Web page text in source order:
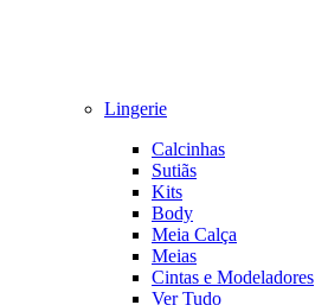
Lingerie
Calcinhas
Sutiãs
Kits
Body
Meia Calça
Meias
Cintas e Modeladores
Ver Tudo